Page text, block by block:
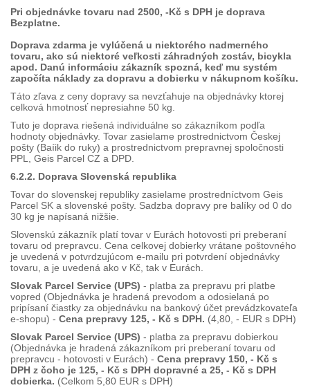
Pri objednávke tovaru nad 2500, -Kč s DPH je doprava
Bezplatne.
Doprava zdarma je vylúčená u niektorého nadmerného
tovaru, ako sú niektoré veľkosti záhradných zostáv, bicykla
apod. Danú informáciu zákazník spozná, keď mu systém
započíta náklady za dopravu a dobierku v nákupnom košíku.
Táto zľava z ceny dopravy sa nevzťahuje na objednávky ktorej
celková hmotnosť nepresiahne 50 kg.
Tuto je doprava riešená individuálne so zákazníkom podľa
hodnoty objednávky. Tovar zasielame prostrednictvom Českej
pošty (Baíik do ruky) a prostrednictvom prepravnej spoločnosti
PPL, Geis Parcel CZ a DPD.
6.2.2. Doprava Slovenská republika
Tovar do slovenskej republiky zasielame prostredníctvom Geis
Parcel SK a slovenské pošty. Sadzba dopravy pre balíky od 0 do
30 kg je napísaná nižšie.
Slovenskú zákazník platí tovar v Eurách hotovosti pri preberaní
tovaru od prepravcu. Cena celkovej dobierky vrátane poštovného
je uvedená v potvrdzujúcom e-mailu pri potvrdení objednávky
tovaru, a je uvedená ako v Kč, tak v Eurách.
Slovak Parcel Service (UPS) - platba za prepravu pri platbe
vopred (Objednávka je hradená prevodom a odosielaná po
pripísaní čiastky za objednávku na bankový účet prevádzkovateľa
e-shopu) - Cena prepravy 125, - Kč s DPH. (4,80, - EUR s DPH)
Slovak Parcel Service (UPS) - platba za prepravu dobierkou
(Objednávka je hradená zákazníkom pri preberaní tovaru od
prepravcu - hotovosti v Eurách) - Cena prepravy 150, - Kč s
DPH z čoho je 125, - Kč s DPH dopravné a 25, - Kč s DPH
dobierka. (Celkom 5,80 EUR s DPH)